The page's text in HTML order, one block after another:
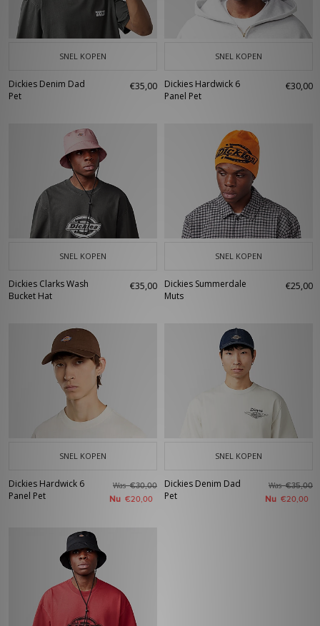
SNEL KOPEN
Dickies Denim Dad
Pet
€35,00
SNEL KOPEN
Dickies Hardwick 6
Panel Pet
€30,00
SNEL KOPEN
Dickies Clarks Wash
Bucket Hat
€35,00
SNEL KOPEN
Dickies Summerdale
Muts
€25,00
SNEL KOPEN
Dickies Hardwick 6
Panel Pet
Was€30,00
Nu €20,00
SNEL KOPEN
Dickies Denim Dad
Pet
Was€35,00
Nu €20,00